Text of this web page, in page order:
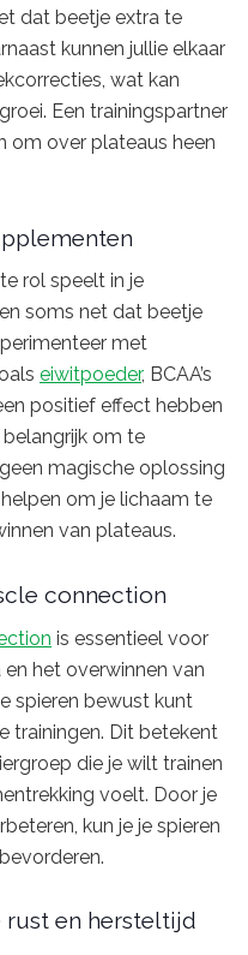
dat beetje extra te
kunnen jullie elkaar
wat kan
Een trainingspartner
om over plateaus heen
rol speelt in je
soms net dat beetje
met
eiwitpoeder, BCAA’s
positief effect hebben
om te
magische oplossing
om je lichaam te
van plateaus.
connection
is essentieel voor
het overwinnen van
spieren bewust kunt
trainingen. Dit betekent
die je wilt trainen
voelt. Door je
kun je je spieren
rust en hersteltijd